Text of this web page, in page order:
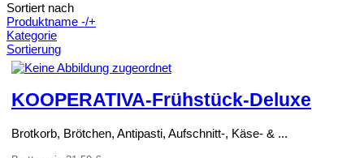
Sortiert nach
Produktname -/+
Kategorie
Sortierung
KOOPERATIVA-Frühstück-Deluxe
Brotkorb, Brötchen, Antipasti, Aufschnitt-, Käse- & ...